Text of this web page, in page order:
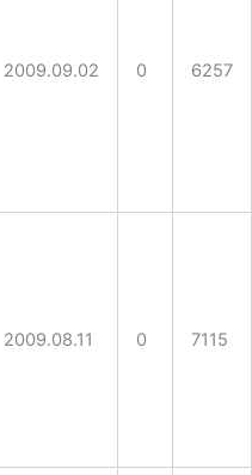
2009.09.02 0 6257
2009.08.11 0 7115